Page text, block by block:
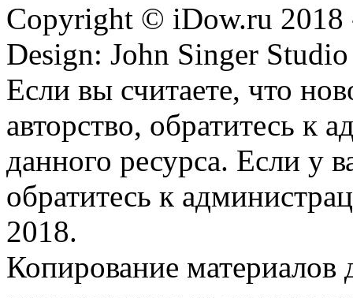
Copyright © iDow.ru 2018
Design: John Singer Studio
Если вы считаете, что
авторство, обратитесь к
данного ресурса. Если у
обратитесь к
2018.
Копирование материалов